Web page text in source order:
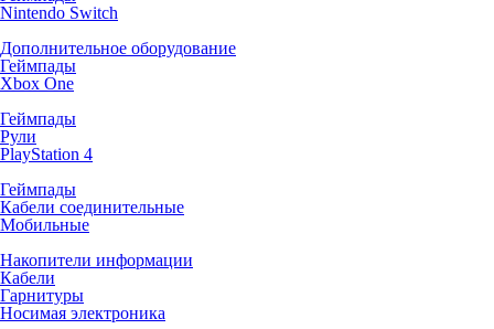
Nintendo Switch
Дополнительное оборудование
Геймпады
Xbox One
Геймпады
Рули
PlayStation 4
Геймпады
Кабели соединительные
Мобильные
Накопители информации
Кабели
Гарнитуры
Носимая электроника